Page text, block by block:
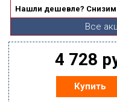
Нашли дешевле? Снизим
Все
4 728
Купить